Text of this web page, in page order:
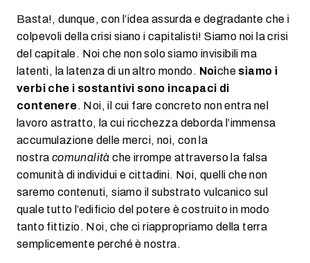
Basta!, dunque, con l’idea assurda e degradante che i
colpevoli della crisi siano i capitalisti! Siamo noi la crisi
del capitale. Noi che non solo siamo invisibili ma
latenti, la latenza di un altro mondo. Noichesiamo i
verbi che i sostantivi sono incapaci di
contenere. Noi, il cui fare concreto non entra nel
lavoro astratto, la cui ricchezza deborda l’immensa
accumulazione delle merci, noi, con la
nostracomunalitàche irrompe attraverso la falsa
comunità di individui e cittadini. Noi, quelli che non
saremo contenuti, siamo il substrato vulcanico sul
quale tutto l’edificio del potere è costruito in modo
tanto fittizio. Noi, che ci riappropriamo della terra
semplicemente perché è nostra.